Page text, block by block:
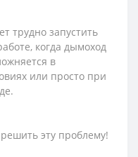
трудно запустить
когда дымоход
в
или просто при
эту проблему!